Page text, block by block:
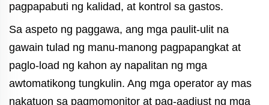
pagpapabuti ng kalidad, at kontrol sa gastos.
Sa aspeto ng paggawa, ang mga paulit-ulit na
gawain tulad ng manu-manong pagpapangkat at
paglo-load ng kahon ay napalitan ng mga
awtomatikong tungkulin. Ang mga operator ay mas
nakatuon sa pagmomonitor at pag-aadjust ng mga